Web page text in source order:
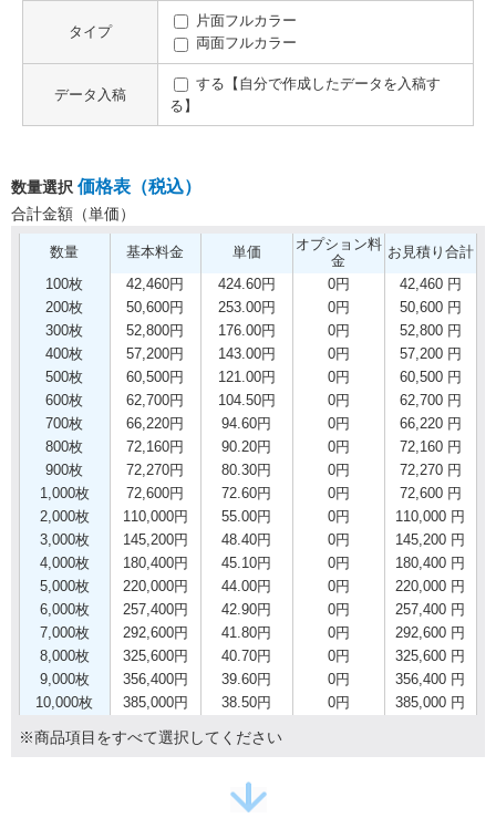
タイプ
片面フルカラー
両面フルカラー
データ入稿
する【自分で作成したデータを入稿す
る】
数量選択 価格表（税込）
合計金額（単価）
数量 基本料金 単価
オプション料
金
お見積り合計
100枚 42,460円 424.60円 0円
42,460 円
200枚
50,600円 253.00円 0円
50,600 円
300枚
52,800円 176.00円 0円
52,800 円
400枚
57,200円 143.00円 0円
57,200 円
500枚
60,500円 121.00円 0円
60,500 円
600枚
62,700円 104.50円 0円
62,700 円
700枚
66,220円 94.60円 0円
66,220 円
800枚
72,160円 90.20円 0円
72,160 円
900枚
72,270円 80.30円 0円
72,270 円
1,000枚
72,600円 72.60円 0円
72,600 円
2,000枚
110,000円 55.00円 0円
110,000 円
3,000枚
145,200円 48.40円 0円
145,200 円
4,000枚
180,400円 45.10円 0円
180,400 円
5,000枚
220,000円 44.00円 0円
220,000 円
6,000枚
257,400円 42.90円 0円
257,400 円
7,000枚
292,600円 41.80円 0円
292,600 円
8,000枚
325,600円 40.70円 0円
325,600 円
9,000枚
356,400円 39.60円 0円
356,400 円
10,000枚
385,000円 38.50円 0円 385,000 円
※商品項目をすべて選択してください